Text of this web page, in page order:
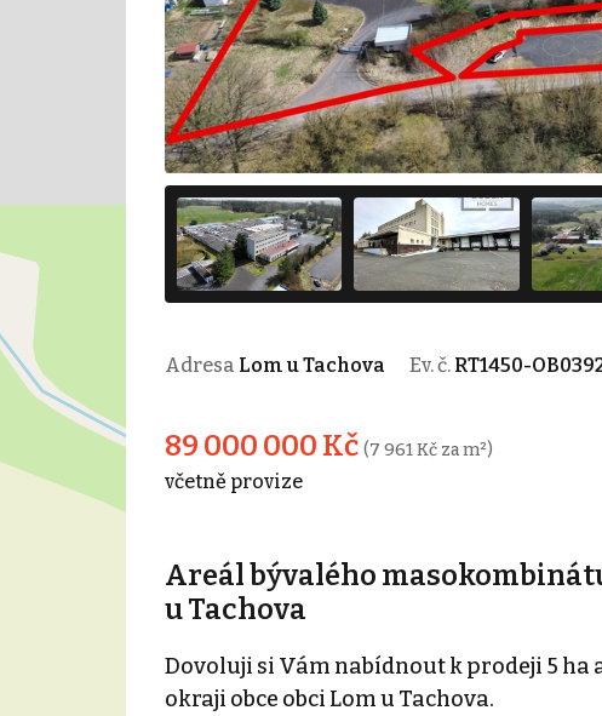
Adresa Lom u Tachova Ev. č. RT1450-
89 000 000 Kč (7 961 Kč za m²)
včetně provize
Areál bývalého
u Tachova
Dovoluji si Vám nabídnout k prodeji 5
okraji obce obci Lom u Tachova.